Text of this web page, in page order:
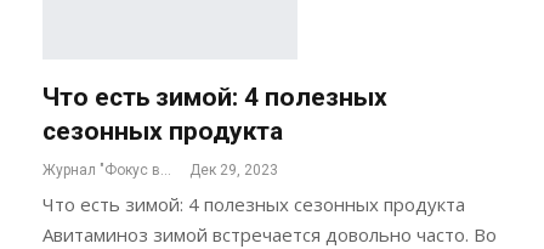
Что есть зимой: 4 полезных
сезонных продукта
Журнал "Фокус внимания" Дек 29, 2023
Что есть зимой: 4 полезных сезонных продукта
Авитаминоз зимой встречается довольно часто. Во